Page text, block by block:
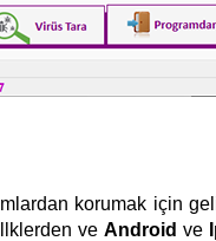
korumak için
veAndroid ve